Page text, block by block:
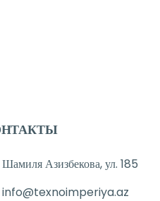
Шамиля Азизбекова, ул. 185
info@texnoimperiya.az